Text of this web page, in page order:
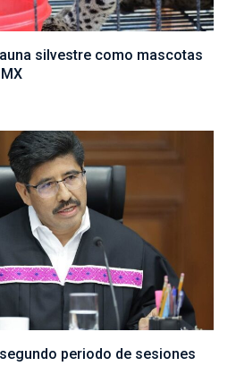
silvestre como mascotas
periodo de sesiones